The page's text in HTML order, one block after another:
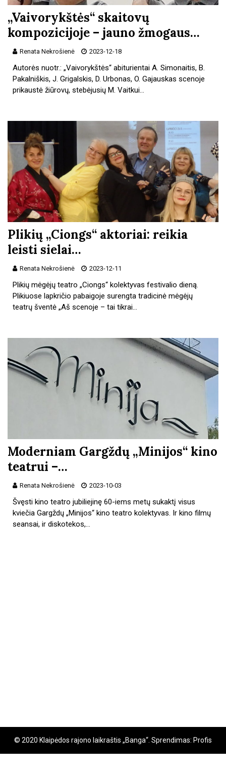
„Vaivorykštės“ skaitovų
kompozicijoje – jauno žmogaus…
Renata Nekrošienė 2023-12-18
Autorės nuotr.: „Vaivorykštės“ abiturientai A. Simonaitis, B.
Pakalniškis, J. Grigalskis, D. Urbonas, O. Gajauskas scenoje
prikaustė žiūrovų, stebėjusių M. Vaitkui…
Plikių „Ciongs“ aktoriai: reikia
leisti sielai…
Renata Nekrošienė 2023-12-11
Plikių mėgėjų teatro „Ciongs“ kolektyvas festivalio dieną.
Plikiuose lapkričio pabaigoje surengta tradicinė mėgėjų
teatrų šventė „Aš scenoje – tai tikrai…
Moderniam Gargždų „Minijos“ kino
teatrui –…
Renata Nekrošienė 2023-10-03
Švęsti kino teatro jubiliejinę 60-iems metų sukaktį visus
kviečia Gargždų „Minijos“ kino teatro kolektyvas. Ir kino filmų
seansai, ir diskotekos,…
© 2020 Klaipėdos rajono laikraštis „Banga“. Sprendimas: Profis